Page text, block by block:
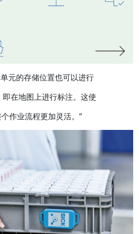
元的存储位置也可以进行
在地图上进行标注。这使
业流程更加灵活。”